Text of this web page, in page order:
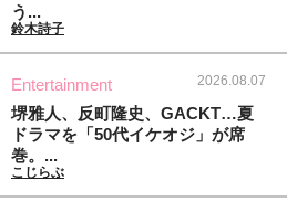
う...
鈴木詩子
Entertainment 2026.08.07
堺雅人、反町隆史、GACKT…夏
ドラマを「50代イケオジ」が席
巻。...
こじらぶ